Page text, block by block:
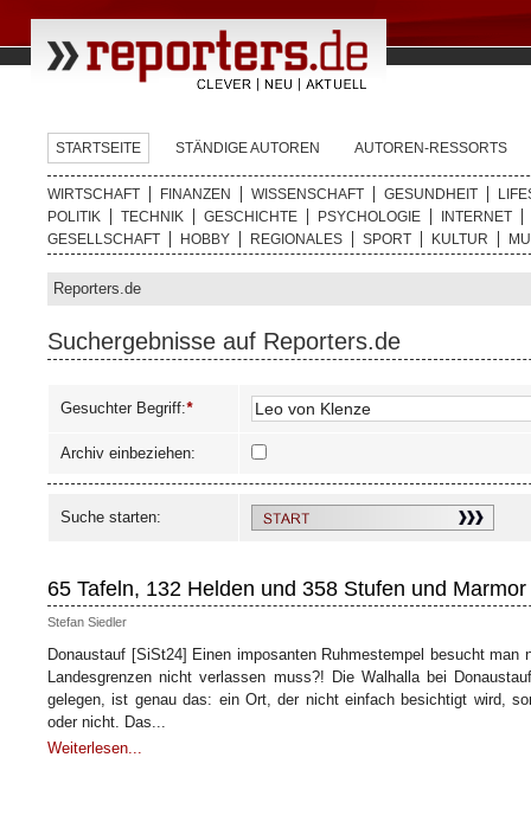
STARTSEITE STÄNDIGE AUTOREN AUTOREN-RESSORTS
WIRTSCHAFT FINANZEN WISSENSCHAFT GESUNDHEIT
POLITIK
TECHNIK GESCHICHTE PSYCHOLOGIE
INTERNET
GESELLSCHAFT
HOBBY REGIONALES SPORT KULTUR
Reporters.de
Suchergebnisse auf Reporters.de
Gesuchter Begriff:*
Archiv einbeziehen:
Suche starten:
65 Tafeln, 132 Helden und 358 Stufen und Marmor
Stefan Siedler
Donaustauf [SiSt24] Einen imposanten Ruhmestempel besucht man
Landesgrenzen nicht verlassen muss?! Die Walhalla bei
gelegen, ist genau das: ein Ort, der nicht einfach besichtigt wird,
oder nicht. Das...
Weiterlesen...